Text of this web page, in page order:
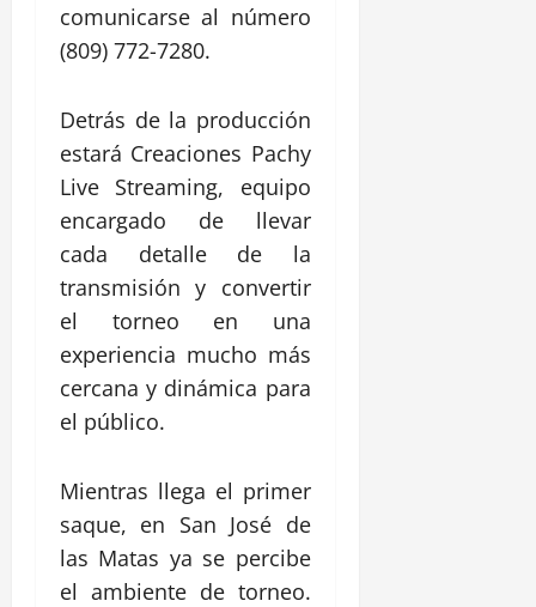
comunicarse al número
(809) 772-7280.
Detrás de la producción
estará Creaciones Pachy
Live Streaming, equipo
encargado de llevar
cada detalle de la
transmisión y convertir
el torneo en una
experiencia mucho más
cercana y dinámica para
el público.
Mientras llega el primer
saque, en San José de
las Matas ya se percibe
el ambiente de torneo.